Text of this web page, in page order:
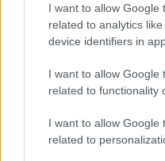
I want to allow Google
related to analytics
device identifiers in
I want to allow Google
related to functionality
I want to allow Google
related to
usa box office:
Ha csak a premiereket
fújnak az amerikai
augusztusi szeleknek
Amerikai bérgyilkos és